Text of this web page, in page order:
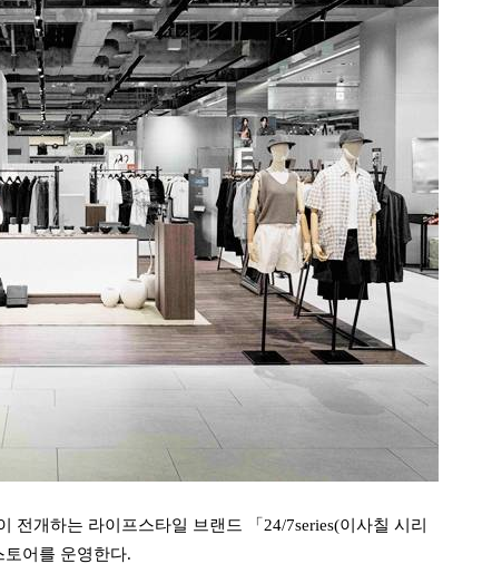
전개하는 라이프스타일 브랜드 「24/7series(이사칠 시리
어를 운영한다.